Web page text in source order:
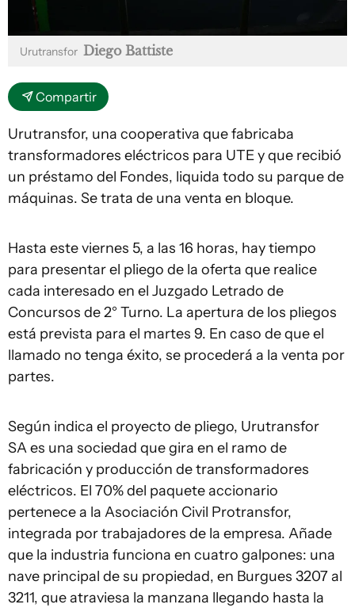
Urutransfor Diego Battiste
Compartir
Urutransfor, una cooperativa que fabricaba
transformadores eléctricos para UTE y que recibió
un préstamo del Fondes, liquida todo su parque de
máquinas. Se trata de una venta en bloque.
Hasta este viernes 5, a las 16 horas, hay tiempo
para presentar el pliego de la oferta que realice
cada interesado en el Juzgado Letrado de
Concursos de 2° Turno. La apertura de los pliegos
está prevista para el martes 9. En caso de que el
llamado no tenga éxito, se procederá a la venta por
partes.
Según indica el proyecto de pliego, Urutransfor
SA es una sociedad que gira en el ramo de
fabricación y producción de transformadores
eléctricos. El 70% del paquete accionario
pertenece a la Asociación Civil Protransfor,
integrada por trabajadores de la empresa. Añade
que la industria funciona en cuatro galpones: una
nave principal de su propiedad, en Burgues 3207 al
3211, que atraviesa la manzana llegando hasta la